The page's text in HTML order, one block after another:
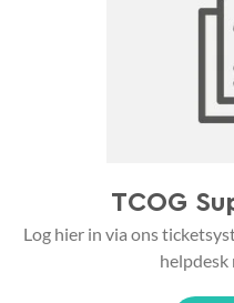
TCOG
Log hier in via ons
helpdesk